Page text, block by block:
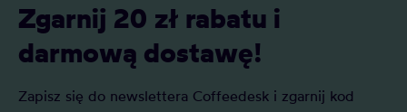
Zgarnij 20 zł rabatu i
darmową dostawę!
Zapisz się do newslettera Coffeedesk i zgarnij kod